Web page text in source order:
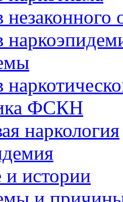
ФСКН
наркология
истории